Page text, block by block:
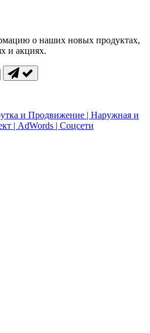
о наших новых продуктах,
и акциях.